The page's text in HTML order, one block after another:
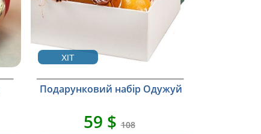
ХІТ
Подарунковий набір Одужуй
59 $108